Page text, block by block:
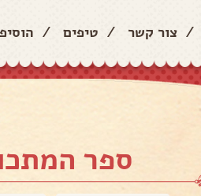
/ צור קשר / טיפים /
ספר